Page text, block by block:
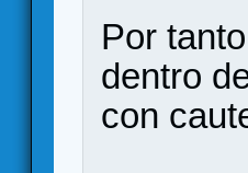
Por
dentro
con